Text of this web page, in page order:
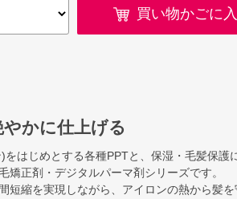
買い物かごに
かに仕上げる
はじめとする各種PPTと、保湿・毛髪保護
矯正剤・デジタルパーマ剤シリーズです。
短縮を実現しながら、アイロンの熱から髪